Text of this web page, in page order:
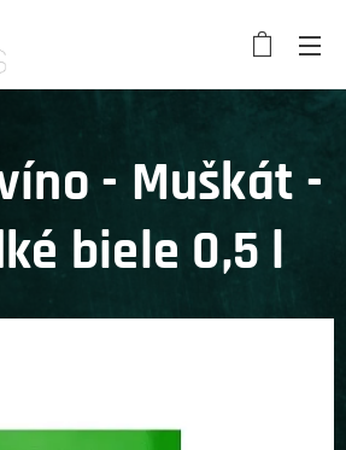
- Muškát -
biele 0,5 l